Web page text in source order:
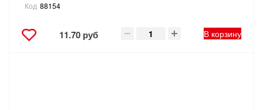
Код 88154
11.70 руб В корзину